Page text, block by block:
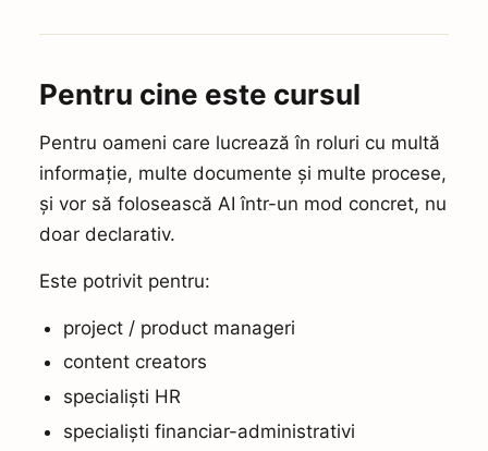
Pentru cine este cursul
Pentru oameni care lucrează în roluri cu multă
informație, multe documente și multe procese,
și vor să folosească AI într-un mod concret, nu
doar declarativ.
Este potrivit pentru:
project / product manageri
content creators
specialiști HR
specialiști financiar-administrativi